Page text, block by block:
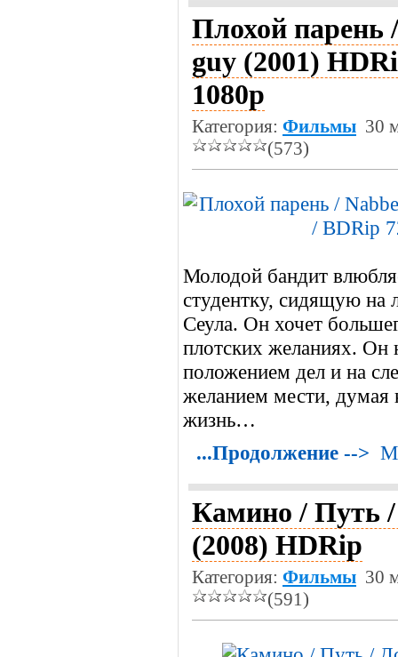
Плохой парень
guy (2001)
1080p
Категория: Фильмы 30
(573)
Молодой бандит
студентку, сидящую на
Сеула. Он хочет
плотских желаниях. Он
положением дел и на
желанием мести, думая
жизнь…
...Продолжение -->
Камино / Путь
(2008) HDRip
Категория: Фильмы 30
(591)